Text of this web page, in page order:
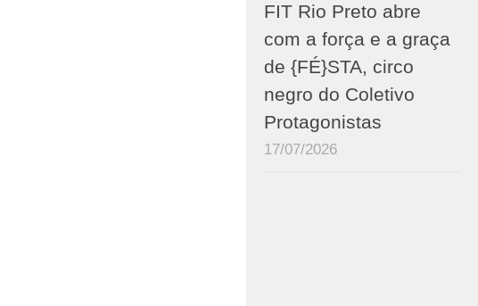
FIT Rio Preto abre
com a força e a graça
de {FÉ}STA, circo
negro do Coletivo
Protagonistas
17/07/2026